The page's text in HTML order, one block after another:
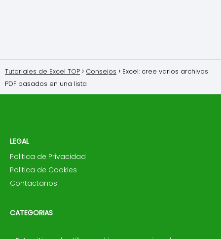
Tutoriales de Excel TOP Consejos
Excel: cree varios archivos
PDF basados ​​en una lista
LEGAL
Politica de Privacidad
Politica de Cookies
Contactanos
CATEGORIAS